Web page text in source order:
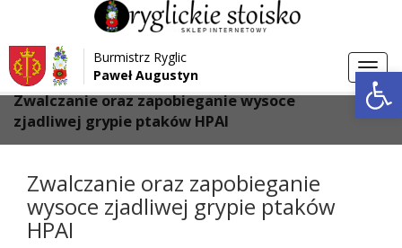
Przejdź do menu
Przejdź do głównej treści strony
Przejdź do stopki strony
Burmistrz Ryglic
Paweł Augustyn
Strona główna > Aktualności
Zwalczanie oraz zapobieganie wysoce
zjadliwej grypie ptaków HPAI
Zwalczanie oraz zapobieganie
wysoce zjadliwej grypie ptaków
HPAI